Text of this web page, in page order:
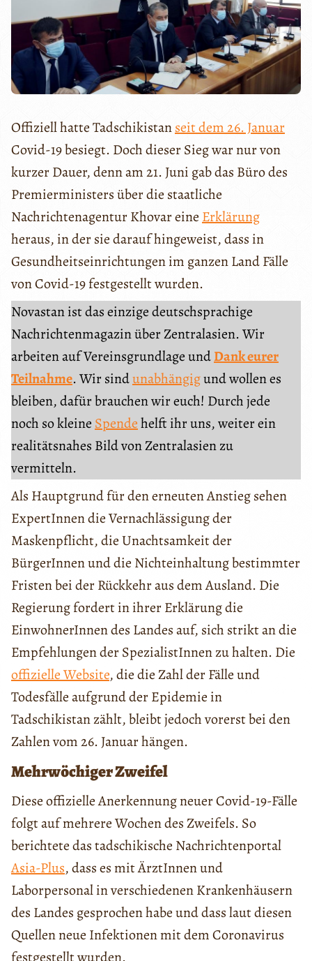
Offiziell hatte Tadschikistanseit dem 26. Januar
Covid-19 besiegt. Doch dieser Sieg war nur von
kurzer Dauer, denn am 21. Juni gab das Büro des
Premierministers über die staatliche
Nachrichtenagentur Khovar eine Erklärung
heraus, in der sie darauf hingeweist, dass in
Gesundheitseinrichtungen im ganzen Land Fälle
von Covid-19 festgestellt wurden.
Novastan ist das einzige deutschsprachige
Nachrichtenmagazin über Zentralasien. Wir
arbeiten auf Vereinsgrundlage undDank eurer
Teilnahme. Wir sindunabhängigund wollen es
bleiben, dafür brauchen wir euch! Durch jede
noch so kleine Spendehelft ihr uns, weiter ein
realitätsnahes Bild von Zentralasien zu
vermitteln.
Als Hauptgrund für den erneuten Anstieg sehen
ExpertInnen die Vernachlässigung der
Maskenpflicht, die Unachtsamkeit der
BürgerInnen und die Nichteinhaltung bestimmter
Fristen bei der Rückkehr aus dem Ausland. Die
Regierung fordert in ihrer Erklärung die
EinwohnerInnen des Landes auf, sich strikt an die
Empfehlungen der SpezialistInnen zu halten. Die
offizielle Website, die die Zahl der Fälle und
Todesfälle aufgrund der Epidemie in
Tadschikistan zählt, bleibt jedoch vorerst bei den
Zahlen vom 26. Januar hängen.
Mehrwöchiger Zweifel
Diese offizielle Anerkennung neuer Covid-19-Fälle
folgt auf mehrere Wochen des Zweifels. So
berichtete das tadschikische Nachrichtenportal
Asia-Plus, dass es mit ÄrztInnen und
Laborpersonal in verschiedenen Krankenhäusern
des Landes gesprochen habe und dass laut diesen
Quellen neue Infektionen mit dem Coronavirus